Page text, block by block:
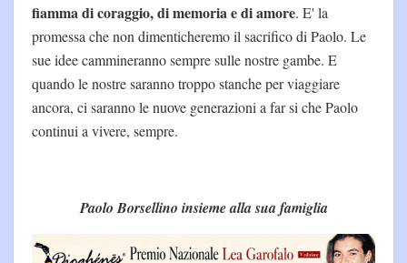
fiamma di coraggio, di memoria e di amore. E' la
promessa che non dimenticheremo il sacrifico di Paolo. Le
sue idee cammineranno sempre sulle nostre gambe. E
quando le nostre saranno troppo stanche per viaggiare
ancora, ci saranno le nuove generazioni a far si che Paolo
continui a vivere, sempre.
Paolo Borsellino insieme alla sua famiglia